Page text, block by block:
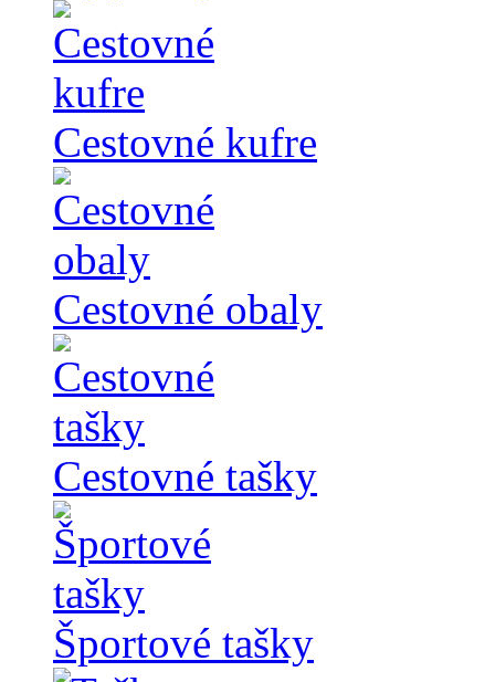
Cestovné kufre
Cestovné obaly
Cestovné tašky
Športové tašky